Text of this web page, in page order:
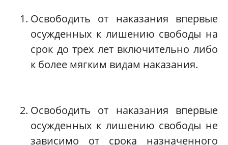
Освободить от наказания впервые
осужденных к лишению свободы на
срок до трех лет включительно либо
к более мягким видам наказания.
Освободить от наказания впервые
осужденных к лишению свободы не
зависимо от срока назначенного